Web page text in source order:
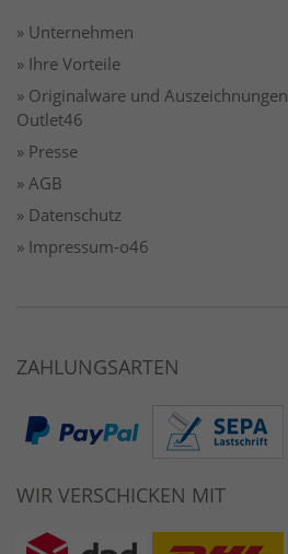
» Unternehmen
» Ihre Vorteile
» Originalware und Auszeichnungen
Outlet46
» Presse
» AGB
» Datenschutz
» Impressum-o46
ZAHLUNGSARTEN
WIR VERSCHICKEN MIT